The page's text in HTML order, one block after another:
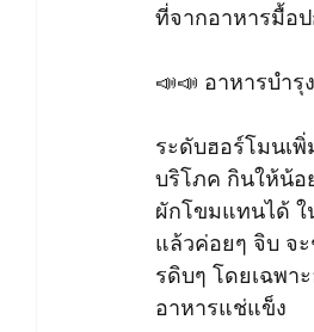
ที่จากอาหารมื้อ
📣📣 อาหารบำ
ระดับฮอร์โมนเ
บริโภค กินให้น้อ
ผักโขมแทนได้ ใ
แล้วค่อยๆ จิบ จ
รดิบๆ โดยเฉพา
อาหารแช่แข็ง